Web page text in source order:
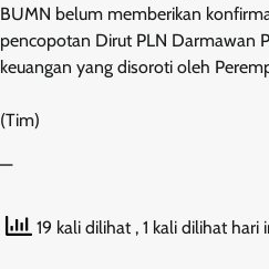
BUMN belum memberikan
pencopotan Dirut PLN Darmawan
keuangan yang disoroti oleh
(Tim)
—
19 kali dilihat , 1 kali dilihat hari